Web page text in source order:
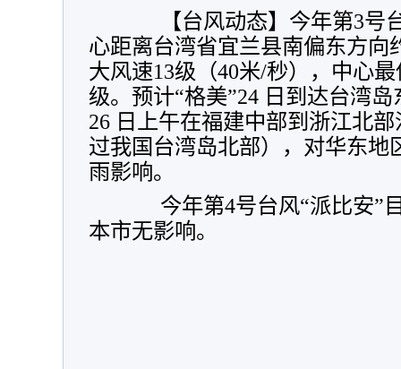
【台风动态】今年第3号台
心距离台湾省宜兰县南偏东方向
大风速13级（40米/秒），中心
级。预计“格美”24 日到达台湾
26 日上午在福建中部到浙江北
过我国台湾岛北部），对华东地
雨影响。
今年第4号台风“派比安”
本市无影响。